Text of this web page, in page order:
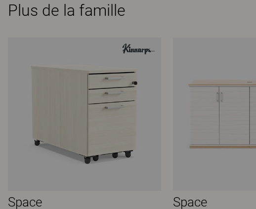
Plus de la famille
Space Space